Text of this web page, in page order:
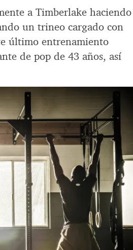
a Timberlake haciendo
un trineo cargado con
último entrenamiento
de pop de 43 años, así